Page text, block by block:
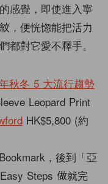
感覺，即使進入寧
，便恍惚能把活力
都對它愛不釋手。
Leopard Print
HK$5,800 (約
，後到「亞
Steps 做就完